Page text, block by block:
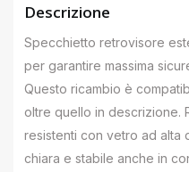
Descrizione
Specchietto retrovisore
per garantire massima
Questo ricambio è
oltre quello in descrizione.
resistenti con vetro ad alta
chiara e stabile anche in